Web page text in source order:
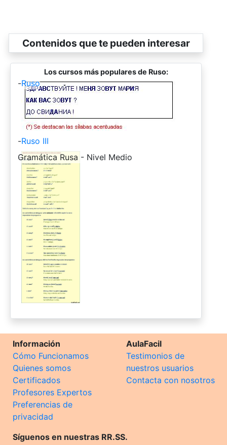
Contenidos que te pueden interesar
Los cursos más populares de Ruso:
-Ruso
-Ruso III
-
Gramática Rusa - Nivel Medio
Información
Cómo Funcionamos
Quienes somos
Certificados
Profesores Expertos
Preferencias de
privacidad
AulaFacil
Testimonios de
nuestros usuarios
Contacta con nosotros
Síguenos en nuestras RR.SS.